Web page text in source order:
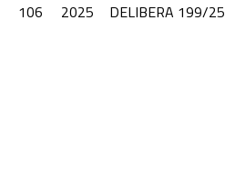
106
2025 DELIBERA 199/25